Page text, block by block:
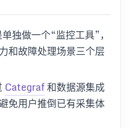
独做一个“监控工具”，
和故障处理场景三个层
Categraf和数据源集成
免用户推倒已有采集体